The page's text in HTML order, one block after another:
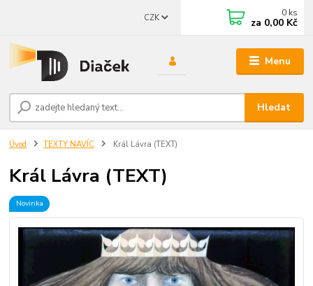
Menu
CZK
Hledat
0 ks
za 0,00 Kč
Úvod TEXTY NAVÍC Král Lávra (TEXT)
Král Lávra (TEXT)
Novinka